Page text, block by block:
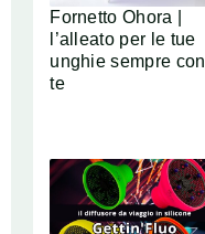
Fornetto Ohora |
l’alleato per le tue
unghie sempre con
te